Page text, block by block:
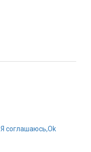
Я соглашаюсь,Ok